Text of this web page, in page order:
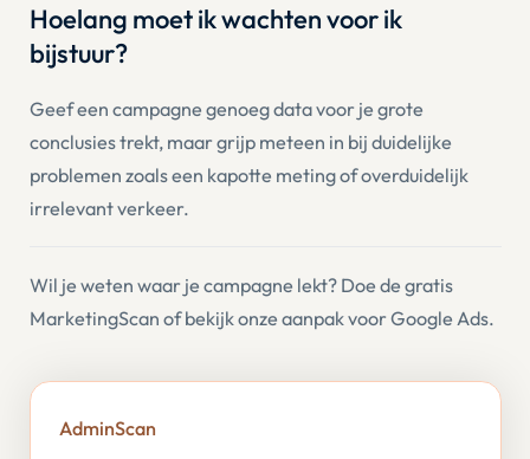
Hoelang moet ik wachten voor ik
bijstuur?
Geef een campagne genoeg data voor je grote
conclusies trekt, maar grijp meteen in bij duidelijke
problemen zoals een kapotte meting of overduidelijk
irrelevant verkeer.
Wil je weten waar je campagne lekt? Doe de gratis
MarketingScan of bekijk onze aanpak voorGoogle Ads.
AdminScan